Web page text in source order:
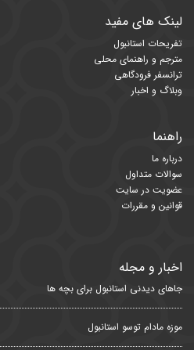
لینک های مفید
تفریحات استانبول
مترجم و راهنمای محلی
ترانسفر فرودگاهی
وبلاگ و اخبار
راهنما
درباره ما
سوالات متداول
عضویت در سایت
قوانین و مقررات
اخبار و مجله
جاهای دیدنی استانبول برای بچه ها
موزه مادام توسو استانبول